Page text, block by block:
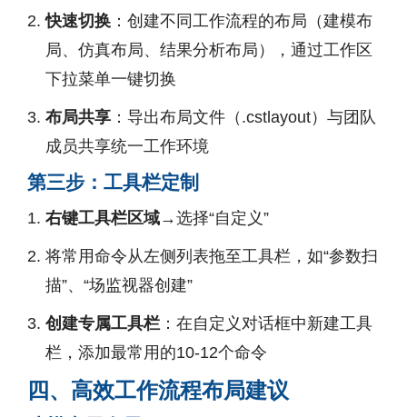
快速切换 ：创建不同工作流程的布局（建模布
局、仿真布局、结果分析布局），通过工作区
下拉菜单一键切换
布局共享 ：导出布局文件（.cstlayout）与团队
成员共享统一工作环境
第三步：工具栏定制
右键工具栏区域→选择“自定义”
将常用命令从左侧列表拖至工具栏，如“参数扫
描”、“场监视器创建”
创建专属工具栏：在自定义对话框中新建工具
栏，添加最常用的10-12个命令
四、高效工作流程布局建议